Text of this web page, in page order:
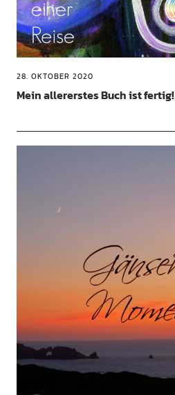
28. OKTOBER 2020
Mein allererstes Buch ist fertig!